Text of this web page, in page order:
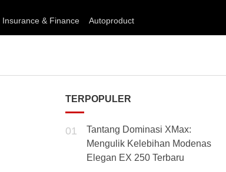
Insurance & Finance Autoproduct
TERPOPULER
01
Tantang Dominasi XMax:
Mengulik Kelebihan Modenas
Elegan EX 250 Terbaru